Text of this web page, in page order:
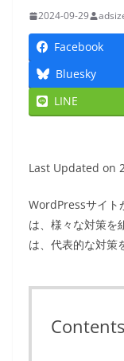
2024-09-29
Facebook
Bluesky
LINE
Last Updated on
WordPressサイト
は、様々な対策を
は、代表的な対策
Contents